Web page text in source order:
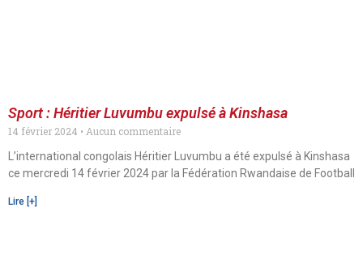
Sport : Héritier Luvumbu expulsé à Kinshasa
14 février 2024
Aucun commentaire
L’international congolais Héritier Luvumbu a été expulsé à Kinshasa
ce mercredi 14 février 2024 par la Fédération Rwandaise de Football
Lire [+]